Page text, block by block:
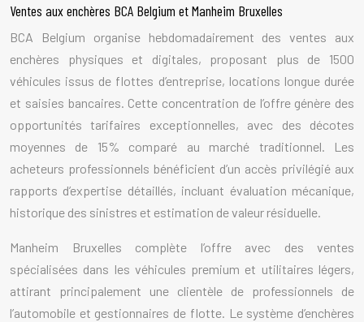
Ventes aux enchères BCA Belgium et Manheim Bruxelles
BCA Belgium organise hebdomadairement des ventes aux
enchères physiques et digitales, proposant plus de 1500
véhicules issus de flottes d’entreprise, locations longue durée
et saisies bancaires. Cette concentration de l’offre génère des
opportunités tarifaires exceptionnelles, avec des décotes
moyennes de 15% comparé au marché traditionnel. Les
acheteurs professionnels bénéficient d’un accès privilégié aux
rapports d’expertise détaillés, incluant évaluation mécanique,
historique des sinistres et estimation de valeur résiduelle.
Manheim Bruxelles complète l’offre avec des ventes
spécialisées dans les véhicules premium et utilitaires légers,
attirant principalement une clientèle de professionnels de
l’automobile et gestionnaires de flotte. Le système d’enchères